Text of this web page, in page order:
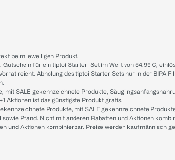
beim jeweiligen Produkt.
für ein tiptoi Starter-Set im Wert von 54.99 €,
reicht. Abholung des tiptoi Starter Sets nur in der
mit SALE gekennzeichnete Produkte,
Aktionen ist das günstigste Produkt gratis.
Produkte, mit SALE gekennzeichnete
sowie Pfand. Nicht mit anderen Rabatten und Aktionen
und Aktionen kombinierbar. Preise werden kaufmännisch